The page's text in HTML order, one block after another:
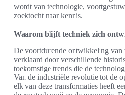
wordt van technologie,
zoektocht naar kennis.
Waarom blijft techniek zich
De voortdurende ontwikkeling van
verklaard door verschillende
toekomstige trends die de
Van de industriële revolutie tot de
elk van deze transformaties heeft